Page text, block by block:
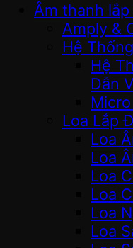
Âm thanh
Amply &
Hệ
Hệ
Dẫn
Loa Lắp
Loa
Loa
Loa
Loa
Loa
Loa